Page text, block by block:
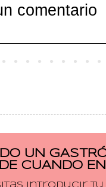
comentario
UN
CUANDO